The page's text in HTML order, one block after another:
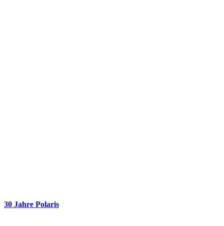
30 Jahre Polaris